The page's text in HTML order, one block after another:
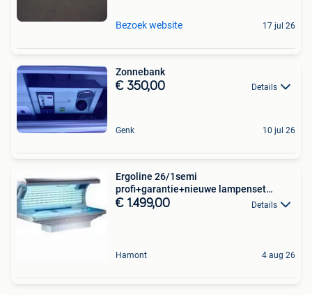
Bezoek website 17 jul 26
Zonnebank
€ 350,00 Details
Genk 10 jul 26
Ergoline 26/1semi
profi+garantie+nieuwe lampenset
+levering
€ 1.499,00 Details
Hamont 4 aug 26